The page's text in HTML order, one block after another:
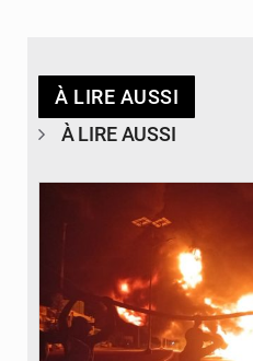
À LIRE AUSSI
À LIRE AUSSI